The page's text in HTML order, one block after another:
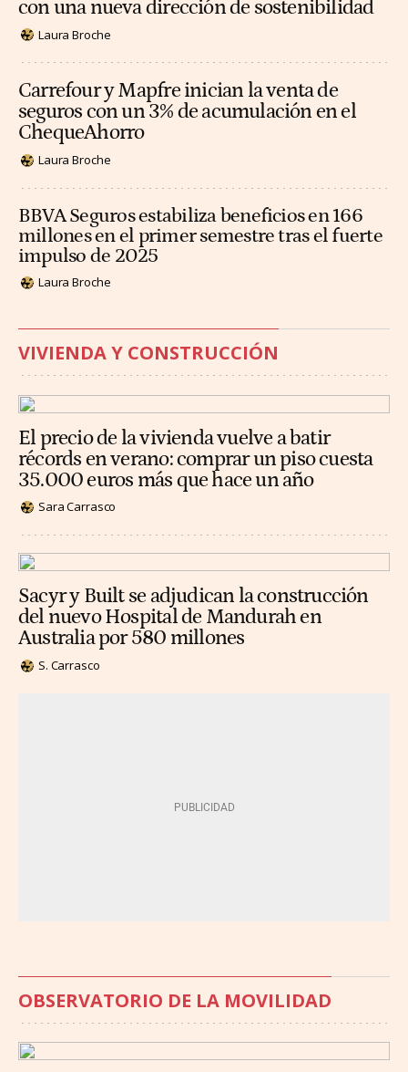
con una nueva dirección de sostenibilidad
Laura Broche
Carrefour y Mapfre inician la venta de
seguros con un 3% de acumulación en el
ChequeAhorro
Laura Broche
BBVA Seguros estabiliza beneficios en 166
millones en el primer semestre tras el fuerte
impulso de 2025
Laura Broche
VIVIENDA Y CONSTRUCCIÓN
El precio de la vivienda vuelve a batir
récords en verano: comprar un piso cuesta
35.000 euros más que hace un año
Sara Carrasco
Sacyr y Built se adjudican la construcción
del nuevo Hospital de Mandurah en
Australia por 580 millones
S. Carrasco
OBSERVATORIO DE LA MOVILIDAD